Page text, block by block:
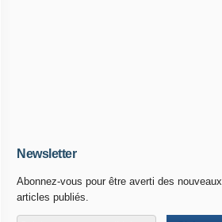
Newsletter
Abonnez-vous pour être averti des nouveaux
articles publiés.